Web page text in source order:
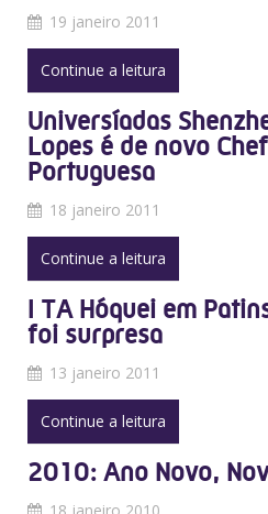
19 janeiro 2011
Continue a leitura
Universíadas
Lopes é de novo
Portuguesa
18 janeiro 2011
Continue a leitura
I TA Hóquei em
foi surpresa
13 janeiro 2011
Continue a leitura
2010: Ano Novo,